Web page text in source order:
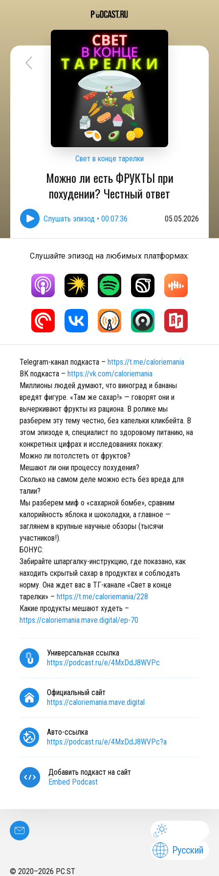
Свет в конце тарелки
Можно ли есть ФРУКТЫ при
похудении? Честный ответ
Слушать эпизод • 00:07:36 05.05.2026
Слушайте эпизод на любимых платформах:
Telegram-канал подкаста – https://t.me/caloriemania
ВК подкаста – https://vk.com/caloriemania
Миллионы людей думают, что виноград и бананы
вредят фигуре. «Там же сахар!» — говорят они и
вычеркивают фрукты из рациона. В ролике мы
разберем эту тему честно, без капельки кликбейта. В
этом эпизоде я, специалист по здоровому питанию, на
конкретных цифрах и исследованиях покажу:
Можно ли потолстеть от фруктов?
Мешают ли они процессу похудения?
Сколько на самом деле можно есть без вреда для
талии?
Мы разберем миф о «сахарной бомбе», сравним
калорийность яблока и шоколадки, а главное —
заглянем в крупные научные обзоры (тысячи
участников!).
БОНУС:
Забирайте шпаргалку-инструкцию, где показано, как
находить скрытый сахар в продуктах и соблюдать
норму. Она ждет вас в ТГ-канале «Свет в конце
тарелки» – https://t.me/caloriemania/228
Какие продукты мешают худеть –
https://caloriemania.mave.digital/ep-70
Универсальная ссылка
https://podcast.ru/e/4MxDdJ8WVPc
Официальный сайт
https://caloriemania.mave.digital
Авто-ссылка
https://podcast.ru/e/4MxDdJ8WVPc?a
Добавить подкаст на сайт
Embed Podcast
Русский
© 2020–2026 PC.ST